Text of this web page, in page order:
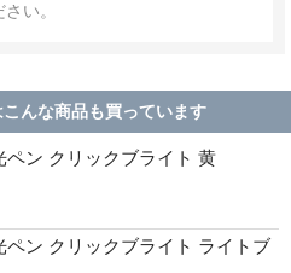
い。
んな商品も買っています
ペン クリックブライト 黄
ペン クリックブライト ライトブ